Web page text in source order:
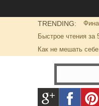
TRENDING:
Быстрое чтения за
Как не мешать